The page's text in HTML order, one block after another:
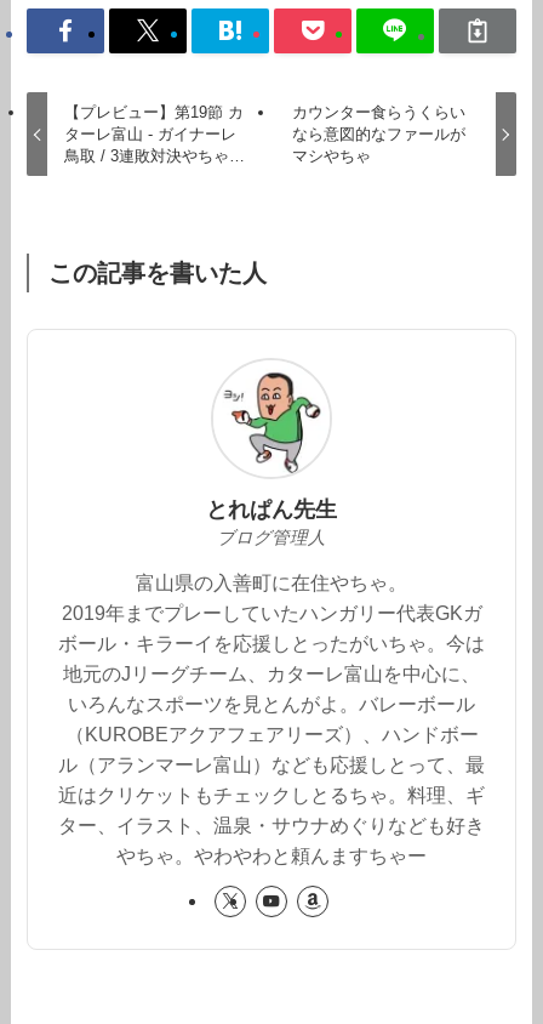
【プレビュー】第19節 カ
ターレ富山 - ガイナーレ
鳥取 / 3連敗対決やちゃ…
カウンター食らうくらい
なら意図的なファールが
マシやちゃ
この記事を書いた人
とれぱん先生
ブログ管理人
富山県の入善町に在住やちゃ。
2019年までプレーしていたハンガリー代表GKガ
ボール・キラーイを応援しとったがいちゃ。今は
地元のJリーグチーム、カターレ富山を中心に、
いろんなスポーツを見とんがよ。バレーボール
（KUROBEアクアフェアリーズ）、ハンドボー
ル（アランマーレ富山）なども応援しとって、最
近はクリケットもチェックしとるちゃ。料理、ギ
ター、イラスト、温泉・サウナめぐりなども好き
やちゃ。やわやわと頼んますちゃー